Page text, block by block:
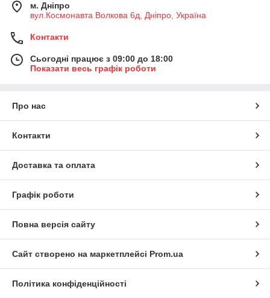
м. Дніпро
вул.Космонавта Волкова 6д, Дніпро, Україна
Контакти
Сьогодні працює з 09:00 до 18:00
Показати весь графік роботи
Про нас
Контакти
Доставка та оплата
Графік роботи
Повна версія сайту
Сайт створено на маркетплейсі Prom.ua
Політика конфіденційності